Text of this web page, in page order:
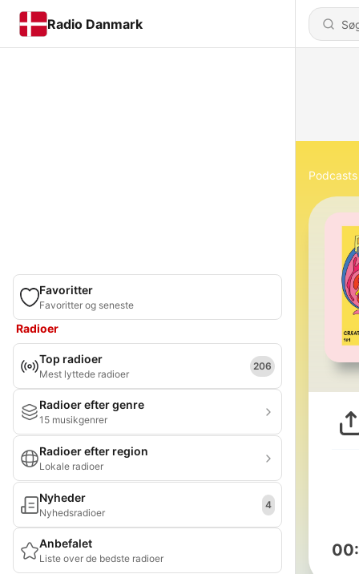
Radio Danmark
Favoritter
Favoritter og seneste
Radioer
Top radioer
Mest lyttede radioer
206
Radioer efter genre
15 musikgenrer
Radioer efter region
Lokale radioer
Nyheder
Nyhedsradioer
4
Anbefalet
Liste over de bedste radioer
Podcasts